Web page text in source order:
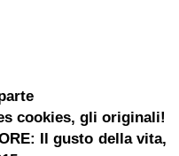
cookies, gli originali!
Il gusto della vita,